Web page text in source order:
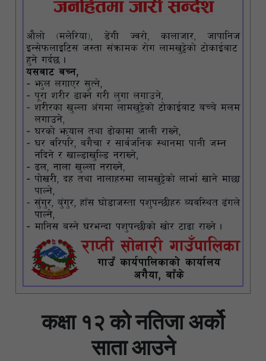
कक्षा १२ को नतिजा अर्को
साता आउने